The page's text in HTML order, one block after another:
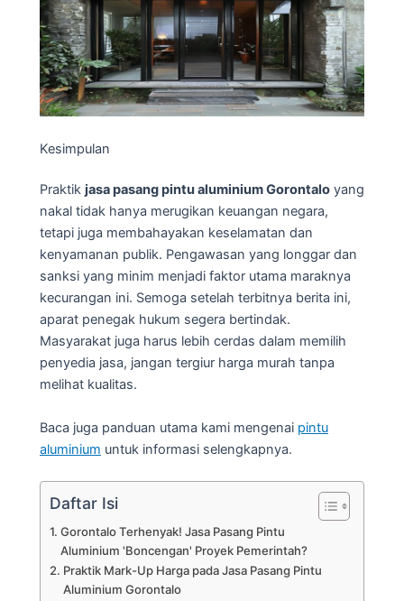
Kesimpulan
Praktik jasa pasang pintu aluminium Gorontalo yang
nakal tidak hanya merugikan keuangan negara,
tetapi juga membahayakan keselamatan dan
kenyamanan publik. Pengawasan yang longgar dan
sanksi yang minim menjadi faktor utama maraknya
kecurangan ini. Semoga setelah terbitnya berita ini,
aparat penegak hukum segera bertindak.
Masyarakat juga harus lebih cerdas dalam memilih
penyedia jasa, jangan tergiur harga murah tanpa
melihat kualitas.
Baca juga panduan utama kami mengenai pintu
aluminium untuk informasi selengkapnya.
Daftar Isi
Gorontalo Terhenyak! Jasa Pasang Pintu
Aluminium 'Boncengan' Proyek Pemerintah?
Praktik Mark-Up Harga pada Jasa Pasang Pintu
Aluminium Gorontalo